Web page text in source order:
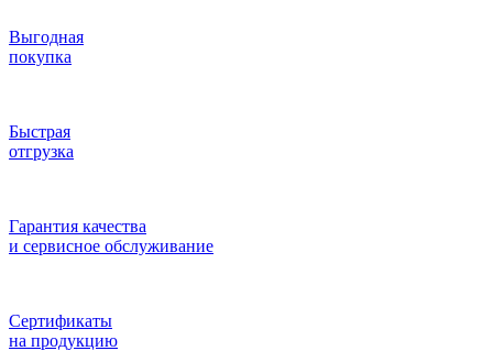
Выгодная
покупка
Быстрая
отгрузка
Гарантия качества
и сервисное обслуживание
Сертификаты
на продукцию